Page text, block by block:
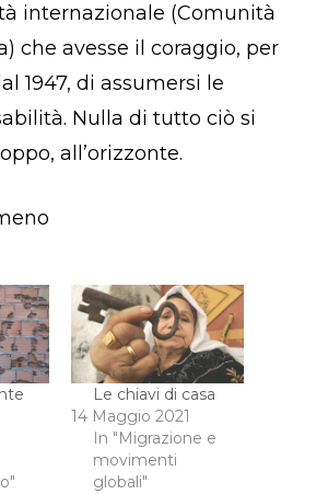
internazionale (Comunità
che avesse il coraggio, per
1947, di assumersi le
Nulla di tutto ciò si
all’orizzonte.
Le chiavi di casa
14 Maggio 2021
In "Migrazione e
movimenti
globali"